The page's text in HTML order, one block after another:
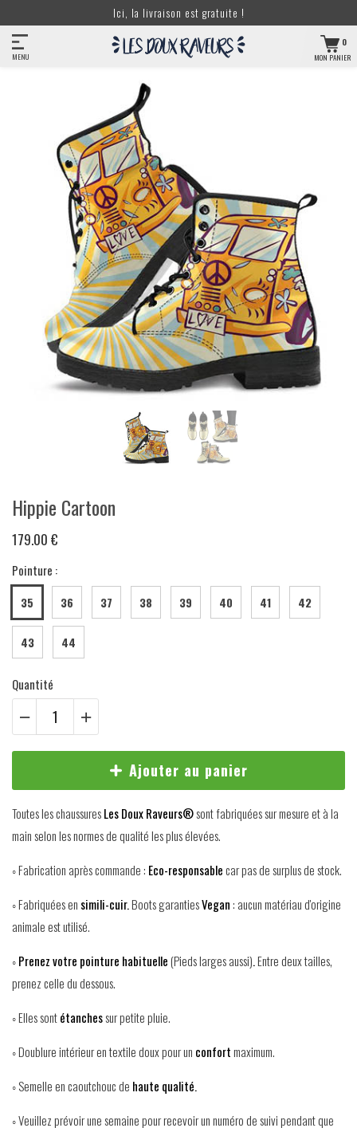
Ici, la livraison est gratuite !
0
MON PANIER
MENU
Hippie Cartoon
179.00 €
Pointure :
35 36 37 38 39 40 41 42
43 44
Quantité
Ajouter au panier
Toutes les chaussuresLes Doux Raveurs®sont fabriquées sur mesure et à la
main selon les normes de qualité les plus élevées.
◦ Fabrication après commande : Eco-responsablecar pas de surplus de stock.
◦ Fabriquées en simili-cuir.Boots garantiesVegan: aucun matériau d'origine
animale est utilisé.
◦Prenez votre pointure habituelle(Pieds larges aussi).Entre deux tailles,
prenez celle du dessous.
◦ Elles sontétanchessur petite pluie.
◦ Doublure intérieur en textile doux pour un confortmaximum.
◦ Semelle en caoutchouc de haute qualité.
◦ Veuillez prévoir une semaine pour recevoir un numéro de suivi pendant que